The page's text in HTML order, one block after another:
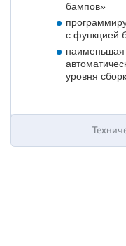
бампов»
с функцией
уровня